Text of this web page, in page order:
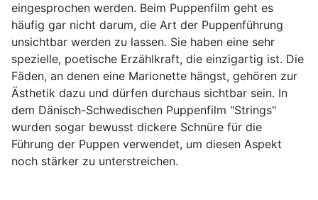
eingesprochen werden. Beim Puppenfilm geht es
häufig gar nicht darum, die Art der Puppenführung
unsichtbar werden zu lassen. Sie haben eine sehr
spezielle, poetische Erzählkraft, die einzigartig ist. Die
Fäden, an denen eine Marionette hängst, gehören zur
Ästhetik dazu und dürfen durchaus sichtbar sein. In
dem Dänisch-Schwedischen Puppenfilm "Strings"
wurden sogar bewusst dickere Schnüre für die
Führung der Puppen verwendet, um diesen Aspekt
noch stärker zu unterstreichen.